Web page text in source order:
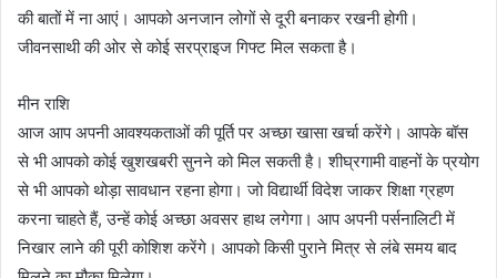
की बातों में ना आएं। आपको अनजान लोगों से दूरी बनाकर रखनी होगी।
जीवनसाथी की ओर से कोई सरप्राइज गिफ्ट मिल सकता है।
मीन राशि
आज आप अपनी आवश्यकताओं की पूर्ति पर अच्छा खासा खर्चा करेंगे। आपके बॉस
से भी आपको कोई खुशखबरी सुनने को मिल सकती है। शीघ्रगामी वाहनों के प्रयोग
से भी आपको थोड़ा सावधान रहना होगा। जो विद्यार्थी विदेश जाकर शिक्षा ग्रहण
करना चाहते हैं, उन्हें कोई अच्छा अवसर हाथ लगेगा। आप अपनी पर्सनालिटी में
निखार लाने की पूरी कोशिश करेंगे। आपको किसी पुराने मित्र से लंबे समय बाद